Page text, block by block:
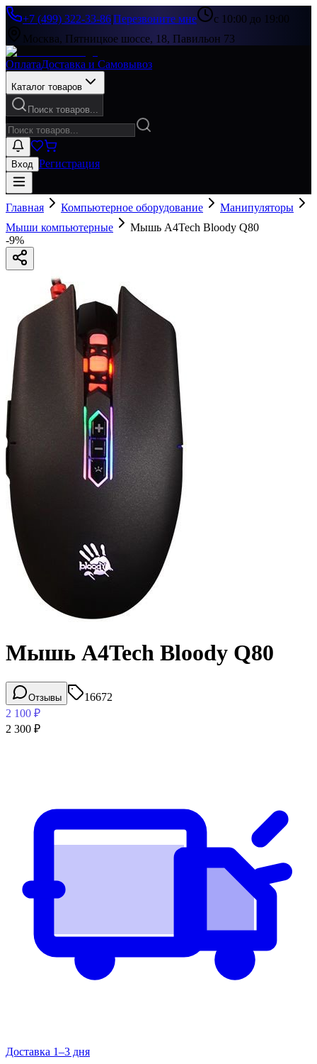
+7 (499) 322-33-86|Перезвоните мне
с 10:00 до 19:00
Москва, Пятницкое шоссе, 18, Павильон 73
ОплатаДоставка и Самовывоз
Каталог товаров
Поиск товаров...
Вход Регистрация
Главная Компьютерное оборудование
Манипуляторы
Мыши компьютерные
Мышь A4Tech Bloody Q80
-9%
Мышь A4Tech Bloody Q80
Отзывы
16672
2 100 ₽
2 300 ₽
Доставка 1–3 дня